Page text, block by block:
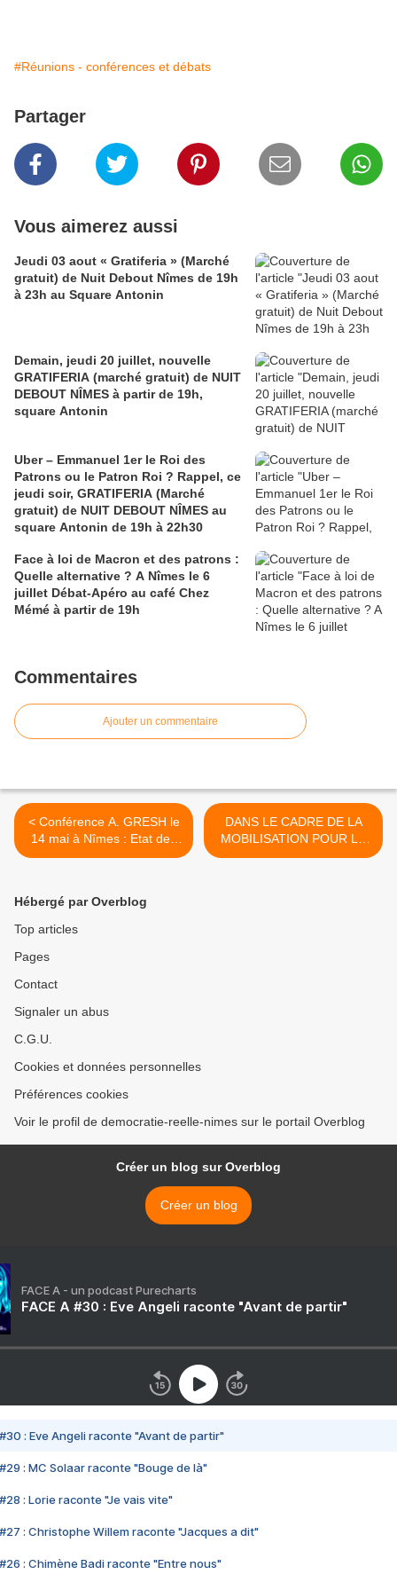
#Réunions - conférences et débats
Partager
Vous aimerez aussi
Jeudi 03 aout « Gratiferia » (Marché
gratuit) de Nuit Debout Nîmes de 19h
à 23h au Square Antonin
Demain, jeudi 20 juillet, nouvelle
GRATIFERIA (marché gratuit) de NUIT
DEBOUT NÎMES à partir de 19h,
square Antonin
Uber – Emmanuel 1er le Roi des
Patrons ou le Patron Roi ? Rappel, ce
jeudi soir, GRATIFERIA (Marché
gratuit) de NUIT DEBOUT NÎMES au
square Antonin de 19h à 22h30
Face à loi de Macron et des patrons :
Quelle alternative ? A Nîmes le 6
juillet Débat-Apéro au café Chez
Mémé à partir de 19h
Commentaires
Ajouter un commentaire
< Conférence A. GRESH le
14 mai à Nîmes : Etat des
lieux et perspectives des
DANS LE CADRE DE LA
MOBILISATION POUR LE
FORUM SOCIAL MONDIAL
Hébergé par Overblog
Top articles
Pages
Contact
Signaler un abus
C.G.U.
Cookies et données personnelles
Préférences cookies
Voir le profil de democratie-reelle-nimes sur le portail Overblog
Créer un blog sur Overblog
Créer un blog
FACE A - un podcast Purecharts
FACE A #30 : Eve Angeli raconte "Avant de partir"
#30 : Eve Angeli raconte "Avant de partir"
#29 : MC Solaar raconte "Bouge de là"
#28 : Lorie raconte "Je vais vite"
#27 : Christophe Willem raconte "Jacques a dit"
#26 : Chimène Badi raconte "Entre nous"